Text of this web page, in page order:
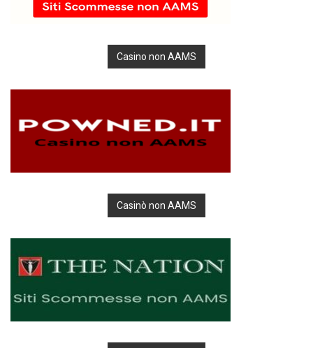
Casino non AAMS
Casinò non AAMS